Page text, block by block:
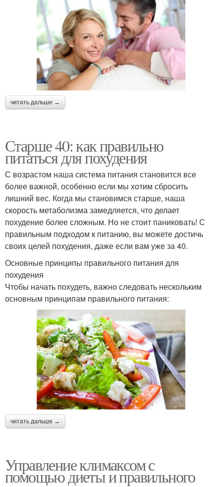
читать дальше →
Старше 40: как правильно
питаться для похудения
С возрастом наша система питания становится все
более важной, особенно если мы хотим сбросить
лишний вес. Когда мы становимся старше, наша
скорость метаболизма замедляется, что делает
похудение более сложным. Но не стоит паниковать! С
правильным подходом к питанию, вы можете достичь
своих целей похудения, даже если вам уже за 40.
Основные принципы правильного питания для
похудения
Чтобы начать похудеть, важно следовать нескольким
основным принципам правильного питания:
читать дальше →
Управление климаксом с
помощью диеты и правильного